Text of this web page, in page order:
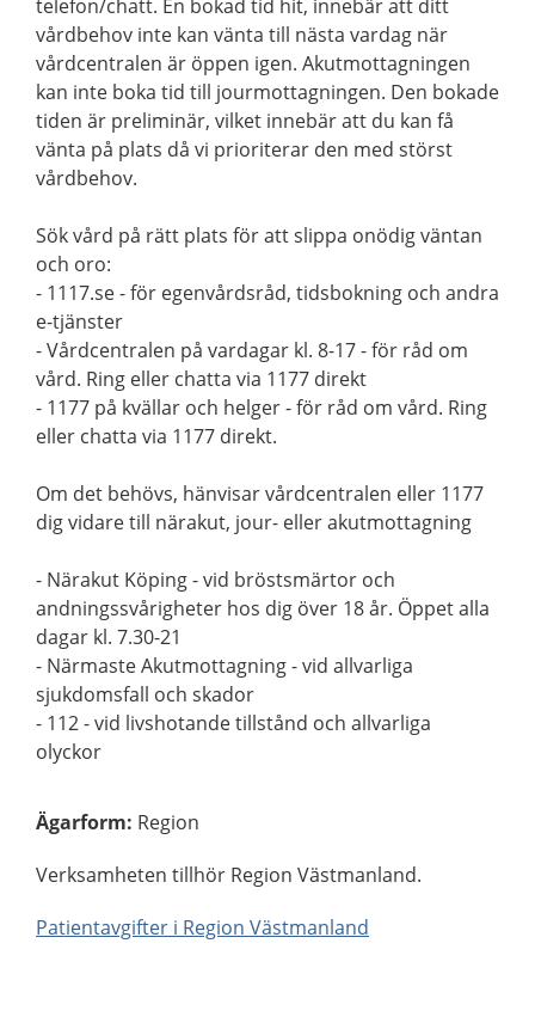
telefon/chatt. En bokad tid hit, innebär att ditt
vårdbehov inte kan vänta till nästa vardag när
vårdcentralen är öppen igen. Akutmottagningen
kan inte boka tid till jourmottagningen. Den bokade
tiden är preliminär, vilket innebär att du kan få
vänta på plats då vi prioriterar den med störst
vårdbehov.
Sök vård på rätt plats för att slippa onödig väntan
och oro:
- 1117.se - för egenvårdsråd, tidsbokning och andra
e-tjänster
- Vårdcentralen på vardagar kl. 8-17 - för råd om
vård. Ring eller chatta via 1177 direkt
- 1177 på kvällar och helger - för råd om vård. Ring
eller chatta via 1177 direkt.
Om det behövs, hänvisar vårdcentralen eller 1177
dig vidare till närakut, jour- eller akutmottagning
- Närakut Köping - vid bröstsmärtor och
andningssvårigheter hos dig över 18 år. Öppet alla
dagar kl. 7.30-21
- Närmaste Akutmottagning - vid allvarliga
sjukdomsfall och skador
- 112 - vid livshotande tillstånd och allvarliga
olyckor
Ägarform: Region
Verksamheten tillhör Region Västmanland.
Patientavgifter i Region Västmanland